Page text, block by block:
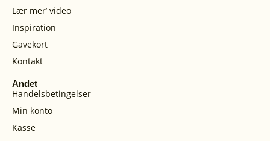
Lær mer’ video
Inspiration
Gavekort
Kontakt
Andet
Handelsbetingelser
Min konto
Kasse